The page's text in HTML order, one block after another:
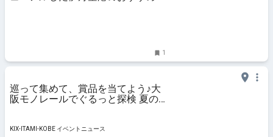
1
巡って集めて、賞品を当てよう♪大
阪モノレールでぐるっと探検 夏の
KIX-ITAMI-KOBE イベントニュース